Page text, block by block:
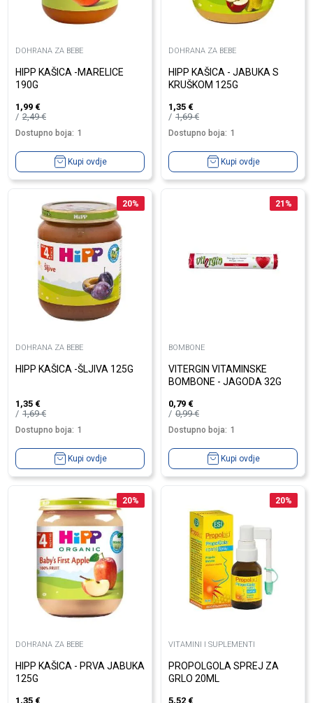
DOHRANA ZA BEBE
HIPP KAŠICA -MARELICE
190G
1,99 €
2,49€
Dostupno boja: 1
Kupi ovdje
DOHRANA ZA BEBE
HIPP KAŠICA - JABUKA S
KRUŠKOM 125G
1,35 €
1,69€
Dostupno boja: 1
Kupi ovdje
20%
DOHRANA ZA BEBE
HIPP KAŠICA -ŠLJIVA 125G
1,35 €
1,69€
Dostupno boja: 1
Kupi ovdje
21 %
BOMBONE
VITERGIN VITAMINSKE
BOMBONE - JAGODA 32G
0,79 €
0,99€
Dostupno boja: 1
Kupi ovdje
20%
DOHRANA ZA BEBE
HIPP KAŠICA - PRVA JABUKA
125G
1,35 €
20%
VITAMINI I SUPLEMENTI
PROPOLGOLA SPREJ ZA
GRLO 20ML
5,52 €